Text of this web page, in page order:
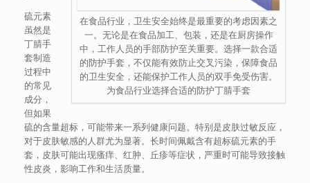
在食品行业，卫生安全始终是最重要的考虑因素之
一。无论是在食品加工、包装，还是在厨房操作
中，工作人员的手部防护至关重要。选择一款合适
的防护手套，不仅能有效防止交叉污染，保障食品
的卫生安全，还能保护工作人员的双手免受伤害。
为食品行业选择合适的防护丁腈手套
硫元素
虽然是
丁腈手
套制造
过程中
的常见
成分，
但如果
硫的含量超标，可能带来一系列健康问题。特别是皮肤过敏反应，
对于皮肤敏感的人群尤为显著。长时间佩戴含有超标硫元素的手
套，皮肤可能出现瘙痒、红肿、丘疹等症状，严重时可能导致接触
性皮炎，影响工作和生活质量。